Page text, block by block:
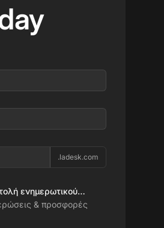
.ladesk.com
ενημερωτικού
& προσφορές